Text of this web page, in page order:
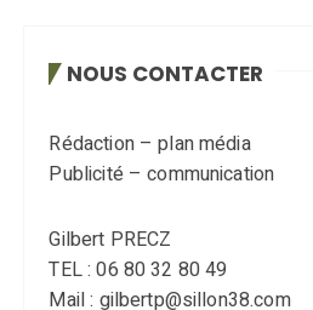
NOUS CONTACTER
Rédaction – plan média
Publicité – communication
Gilbert PRECZ
TEL : 06 80 32 80 49
Mail : gilbertp@sillon38.com